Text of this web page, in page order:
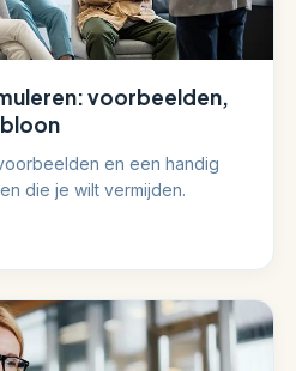
voorbeelden,
en een handig
die je wilt vermijden.